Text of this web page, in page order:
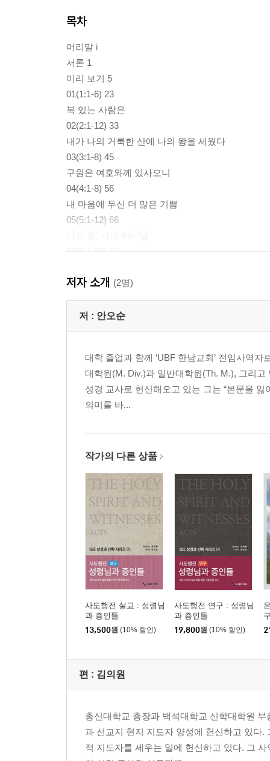
목차
머리말 i
서론 1
미리 보기 5
01(1:1-6) 23
복 있는 사람은
02(2:1-12) 33
내가 나의 거룩한 산에 나의 왕을 세웠다
03(3:1-8) 45
구원은 여호와께 있사오니
04(4:1-8) 56
내 마음에 두신 더 많은 기쁨
05(5:1-12) 66
06(6:1-10) 78
07(7:1-17) 88
내가 주께 피하오니
08(8:1-9) 102
공의로 세계를 심판하심이여
10(10:1-18) 128
영원무궁한 왕
11(11:1-7) 143
거짓말과 순결한 말씀
13(13:1-6) 161
나를 생각하사
14(14:1-7) 169
어리석은 사람은
15(15:1-5) 178
누구입니까
16(16:1-11) 186
생명의 길을 보이시리니
주님의 얼굴을 뵈오리니
18(18:1-50) 210
19(19:1-14) 234
여호와의 율법
21(21:1-13) 255
여호와를 의지하오니
22(22:1-31) 265
저자 소개 (2명)
저 : 안오순
대학 졸업과 함께 ‘UBF 한남교회’ 전임사역
대학원(M. Div.)과 일반대학원(Th. M.), 그리
성경 교사로 헌신해오고 있는 그는 “본문을 잃
의미를 바...
작가의 다른 상품
사도행전 설교 : 성령님
과 증인들
13,500원 (10% 할인)
사도행전 연구 : 성령님
과 증인들
19,800원 (10% 할인)
편 : 김의원
총신대학교 총장과 백석대학교 신학대학원
과 선교지 현지 지도자 양성에 헌신하고 있다.
적 지도자를 세우는 일에 헌신하고 있다. 그